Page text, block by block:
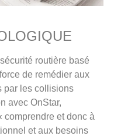
routière basé
de remédier aux
par les collisions
avec OnStar,
comprendre et donc à
et aux besoins